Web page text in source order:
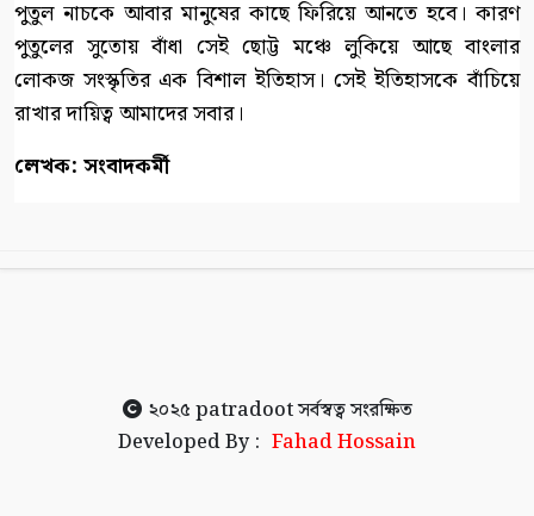
পুতুল নাচকে আবার মানুষের কাছে ফিরিয়ে আনতে হবে। কারণ
পুতুলের সুতোয় বাঁধা সেই ছোট্ট মঞ্চে লুকিয়ে আছে বাংলার
লোকজ সংস্কৃতির এক বিশাল ইতিহাস। সেই ইতিহাসকে বাঁচিয়ে
রাখার দায়িত্ব আমাদের সবার।
লেখক: সংবাদকর্মী
২০২৫ patradootসর্বস্বত্ব সংরক্ষিত
Developed By : Fahad Hossain